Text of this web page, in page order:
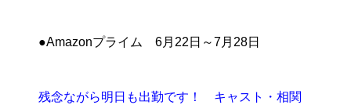
●Amazonプライム 6月22日～7月28日
残念ながら明日も出勤です！ キャスト・相関